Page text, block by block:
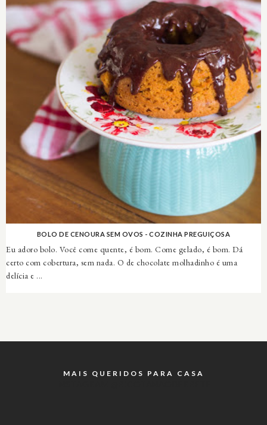
BOLO DE CENOURA SEM OVOS - COZINHA PREGUIÇOSA
Eu adoro bolo. Você come quente, é bom. Come gelado, é bom. Dá
certo com cobertura, sem nada. O de chocolate molhadinho é uma
delícia e ...
MAIS QUERIDOS PARA CASA